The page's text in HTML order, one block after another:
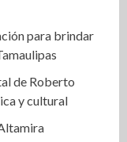
para brindar
de Roberto
y cultural